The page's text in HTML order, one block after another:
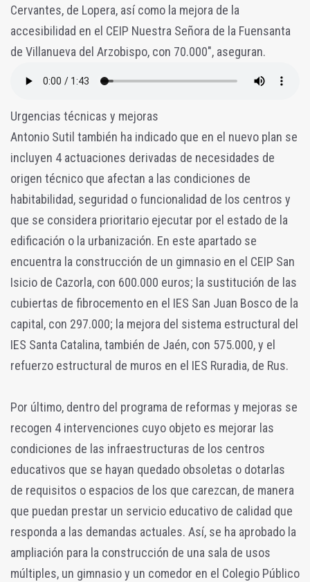
Cervantes, de Lopera, así como la mejora de la
accesibilidad en el CEIP Nuestra Señora de la Fuensanta
de Villanueva del Arzobispo, con 70.000", aseguran.
Urgencias técnicas y mejoras
Antonio Sutil también ha indicado que en el nuevo plan se
incluyen 4 actuaciones derivadas de necesidades de
origen técnico que afectan a las condiciones de
habitabilidad, seguridad o funcionalidad de los centros y
que se considera prioritario ejecutar por el estado de la
edificación o la urbanización. En este apartado se
encuentra la construcción de un gimnasio en el CEIP San
Isicio de Cazorla, con 600.000 euros; la sustitución de las
cubiertas de fibrocemento en el IES San Juan Bosco de la
capital, con 297.000; la mejora del sistema estructural del
IES Santa Catalina, también de Jaén, con 575.000, y el
refuerzo estructural de muros en el IES Ruradia, de Rus.
Por último, dentro del programa de reformas y mejoras se
recogen 4 intervenciones cuyo objeto es mejorar las
condiciones de las infraestructuras de los centros
educativos que se hayan quedado obsoletas o dotarlas
de requisitos o espacios de los que carezcan, de manera
que puedan prestar un servicio educativo de calidad que
responda a las demandas actuales. Así, se ha aprobado la
ampliación para la construcción de una sala de usos
múltiples, un gimnasio y un comedor en el Colegio Público